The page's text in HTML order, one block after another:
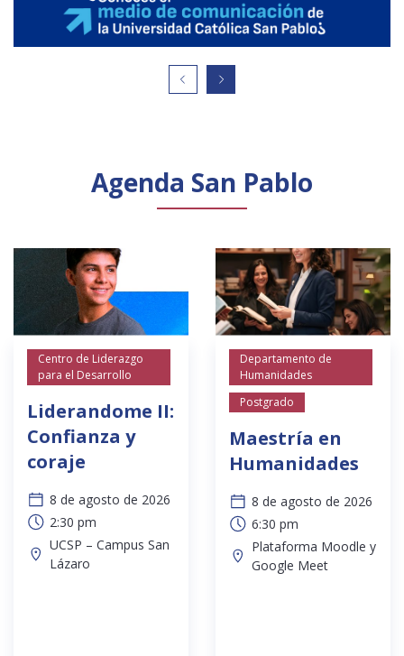
Agenda San Pablo
Centro de Liderazgo
para el Desarrollo
Liderandome II:
Confianza y
coraje
8 de agosto de 2026
2:30 pm
UCSP – Campus San
Lázaro
Departamento de
Humanidades
Postgrado
Maestría en
Humanidades
8 de agosto de 2026
6:30 pm
Plataforma Moodle y
Google Meet